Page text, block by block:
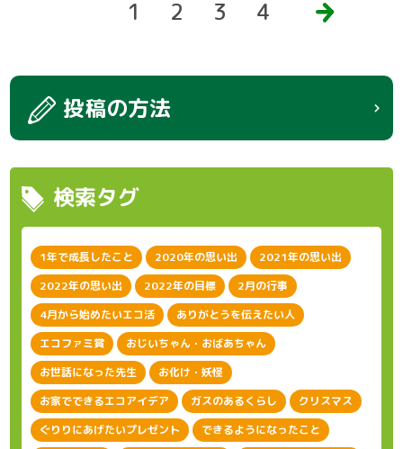
1 2 3 4
次
投稿の方法
検索タグ
1年で成長したこと 2020年の思い出
2021年の思い出
2022年の思い出
2022年の目標
2月の行事
4月から始めたいエコ活
ありがとうを伝えたい人
エコファミ賞
おじいちゃん・おばあちゃん
お世話になった先生
お化け・妖怪
お家でできるエコアイデア
ガスのあるくらし
クリスマス
ぐりりにあげたいプレゼント
できるようになったこと